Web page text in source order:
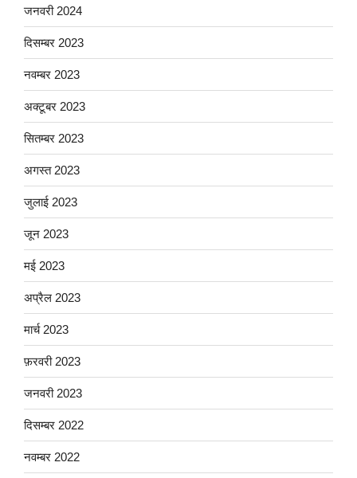
जनवरी 2024
दिसम्बर 2023
नवम्बर 2023
अक्टूबर 2023
सितम्बर 2023
अगस्त 2023
जुलाई 2023
जून 2023
मई 2023
अप्रैल 2023
मार्च 2023
फ़रवरी 2023
जनवरी 2023
दिसम्बर 2022
नवम्बर 2022